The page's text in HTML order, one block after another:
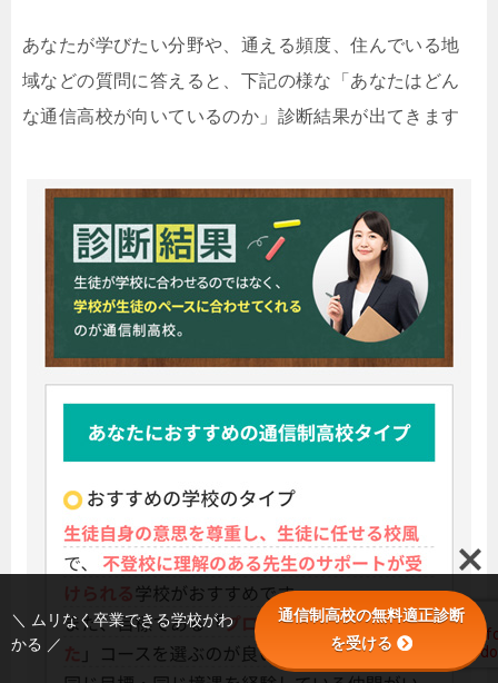
あなたが学びたい分野や、通える頻度、住んでいる地
域などの質問に答えると、下記の様な「あなたはどん
な通信高校が向いているのか」診断結果が出てきます
＼ ムリなく卒業できる学校がわ
かる ／
通信制高校の無料適正診断
を受ける